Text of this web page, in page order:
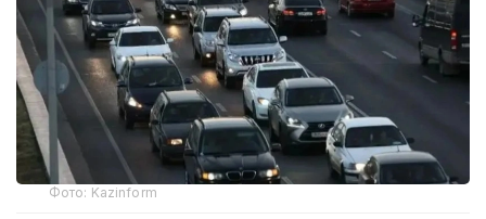
Фото: Kazinform